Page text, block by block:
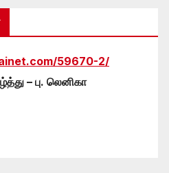
59670-2/
– பு. லெனிகா